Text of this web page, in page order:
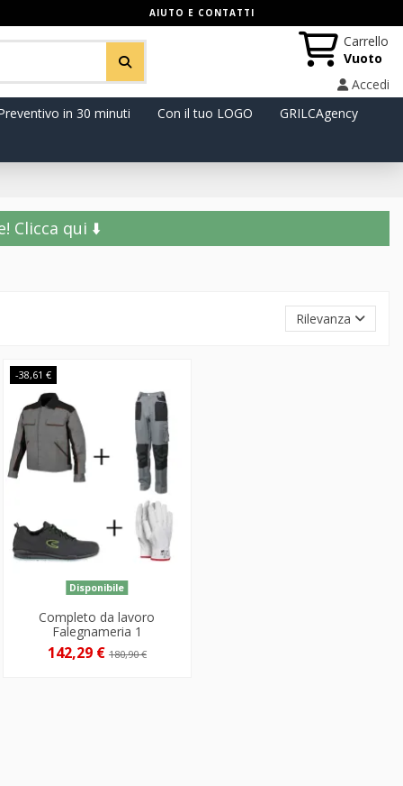
AIUTO E CONTATTI
Carrello
Vuoto
Accedi
in 30 minuti Con il tuo LOGO
GRILCAgency
Clicca qui ⬇️
Rilevanza
-38,61 €
Disponibile
Completo da lavoro
Falegnameria 1
142,29 € 180,90 €